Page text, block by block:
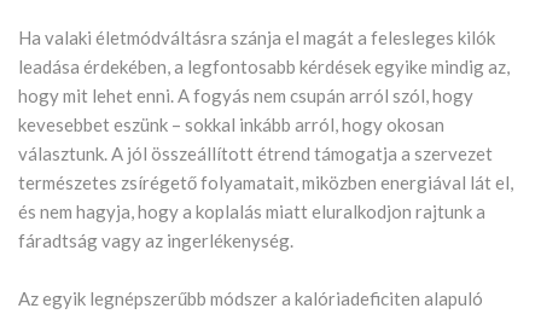
Ha valaki életmódváltásra szánja el magát a felesleges kilók
leadása érdekében, a legfontosabb kérdések egyike mindig az,
hogy mit lehet enni. A fogyás nem csupán arról szól, hogy
kevesebbet eszünk – sokkal inkább arról, hogy okosan
választunk. A jól összeállított étrend támogatja a szervezet
természetes zsírégető folyamatait, miközben energiával lát el,
és nem hagyja, hogy a koplalás miatt eluralkodjon rajtunk a
fáradtság vagy az ingerlékenység.
Az egyik legnépszerűbb módszer a kalóriadeficiten alapuló